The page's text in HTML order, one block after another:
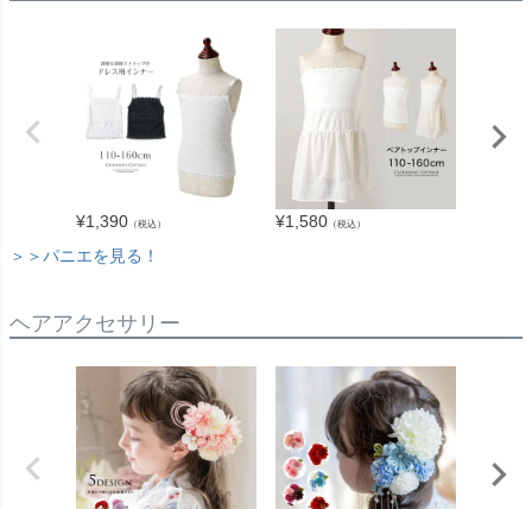
¥1,390 （税込） ¥1,580 （税込）
＞＞パニエを見る！
ヘアアクセサリー